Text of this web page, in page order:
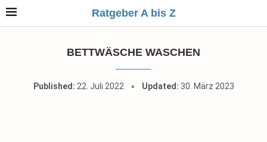
Ratgeber A bis Z
BETTWÄSCHE WASCHEN
Published: 22. Juli 2022 Updated: 30. März 2023